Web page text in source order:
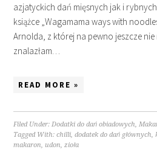
azjatyckich dań mięsnych jak i
książce „Wagamama ways with
Arnolda, z której na pewno jeszcze
znalazłam…
READ MORE »
Filed Under:Dodatki do dań obiadowych,
Tagged With:chilli,dodatek do dań głównych,
makaron, udon,zioła